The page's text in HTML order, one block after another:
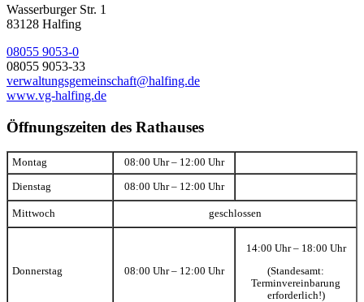
Wasserburger Str. 1
83128 Halfing
08055 9053-0
08055 9053-33
verwaltungsgemeinschaft@halfing.de
www.vg-halfing.de
Öffnungszeiten des Rathauses
Montag 08:00 Uhr – 12:00 Uhr
Dienstag 08:00 Uhr – 12:00 Uhr
Mittwoch geschlossen
Donnerstag 08:00 Uhr – 12:00 Uhr
14:00 Uhr – 18:00 Uhr
(Standesamt:
Terminvereinbarung
erforderlich!)